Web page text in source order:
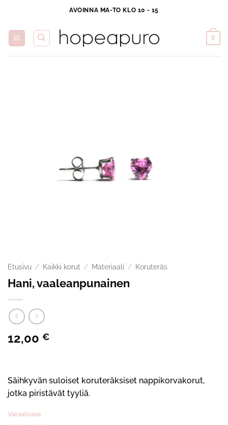
content
AVOINNA MA-TO KLO 10 - 15
0
Etusivu / Kaikki korut / Materiaali / Koruteräs
Hani, vaaleanpunainen
12,00 €
Säihkyvän suloiset koruteräksiset nappikorvakorut,
jotka piristävät tyyliä.
Varastossa